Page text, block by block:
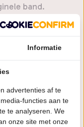
band.
allemaal die-hard
weet het
te
Breakfast in
Again, Take
My Kind of
veel meer....
Informatie
advertenties af te
functies aan te
te analyseren. We
onze site met onze